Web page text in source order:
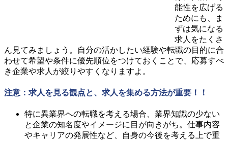
能性を広げる
ためにも、ま
ずは気になる
求人をたくさ
ん見てみましょう。自分の活かしたい経験や転職の目的に合
わせて希望や条件に優先順位をつけておくことで、応募すべ
き企業や求人が絞りやすくなりますよ。
注意：求人を見る観点と、求人を集める方法が重要！！
特に異業界への転職を考える場合、業界知識の少ない
と企業の知名度やイメージに目が向きがち。仕事内容
やキャリアの発展性など、自身の今後を考える上で重